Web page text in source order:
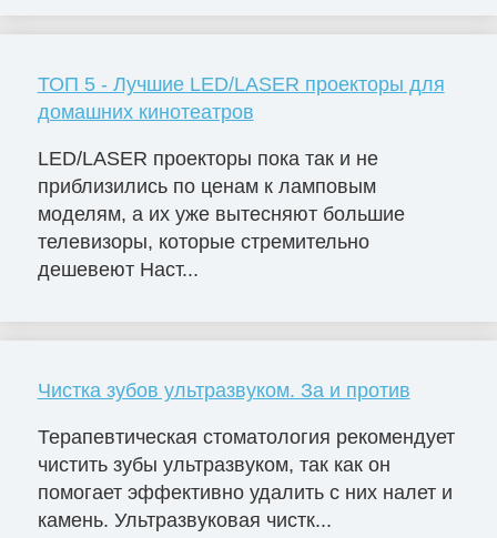
ТОП 5 - Лучшие LED/LASER проекторы для
домашних кинотеатров
LED/LASER проекторы пока так и не
приблизились по ценам к ламповым
моделям, а их уже вытесняют большие
телевизоры, которые стремительно
дешевеют Наст...
Чистка зубов ультразвуком. За и против
Терапевтическая стоматология рекомендует
чистить зубы ультразвуком, так как он
помогает эффективно удалить с них налет и
камень. Ультразвуковая чистк...